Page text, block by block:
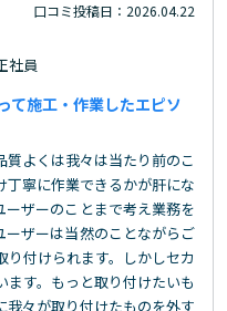
口コミ投稿日：2026.04.22
社員
て施工・作業したエピソ
よくは我々は当たり前のこ
丁寧に作業できるかが肝にな
ーザーのことまで考え業務を
ザーは当然のことながらご
付けられます。しかしセカ
す。もっと取り付けたいも
々が取り付けたものを外す